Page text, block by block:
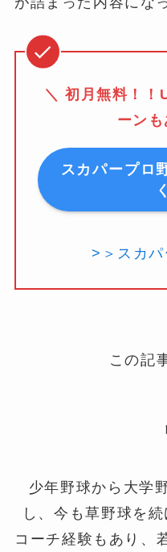
＼ 初月無料！！
ーン
スカパープロ
>＞スカ
この記
少年野球から大学
し、今も草野球を
コーチ経験もあり、